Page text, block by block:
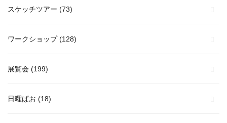
スケッチツアー (73)
ワークショップ(128)
展覧会 (199)
日曜ぱお (18)